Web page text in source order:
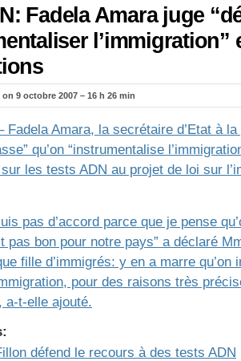
Fadela Amara juge
l’immigration”
on 9 octobre 2007 – 16 h 26 min
Fadela Amara, la secrétaire d’Etat à
qu’on “instrumentalise
sur les tests ADN au projet de loi sur
pas d’accord parce que je pense
pas bon pour notre pays” a déclaré
fille d’immigrés: y en a marre qu’on
pour des raisons très
a-t-elle ajouté.
défend le recours à des tests ADN